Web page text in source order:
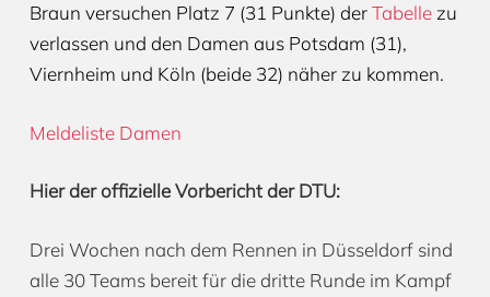
Braun versuchen Platz 7 (31 Punkte) derTabellezu
verlassen und den Damen aus Potsdam (31),
Viernheim und Köln (beide 32) näher zu kommen.
Meldeliste Damen
Hier der offizielle Vorbericht der DTU:
Drei Wochen nach dem Rennen in Düsseldorf sind
alle 30 Teams bereit für die dritte Runde im Kampf